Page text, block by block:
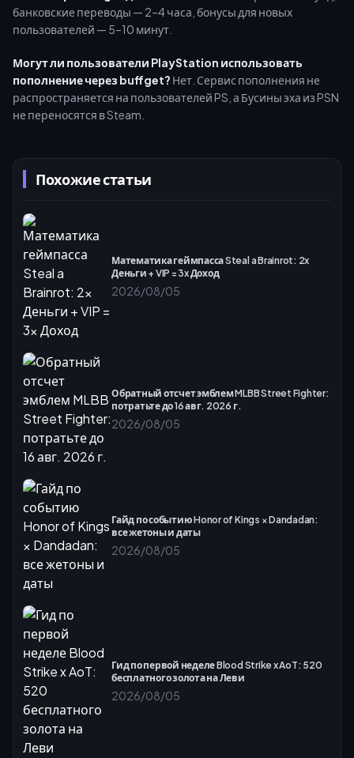
Похожие статьи
Математика геймпасса Steal a Brainrot: 2x
Деньги + VIP = 3x Доход
2026/08/05
Обратный отсчет эмблем MLBB Street Fighter:
потратьте до 16 авг. 2026 г.
2026/08/05
Гайд по событию Honor of Kings × Dandadan:
все жетоны и даты
2026/08/05
Гид по первой неделе Blood Strike x AoT: 520
бесплатного золота на Леви
2026/08/05
банковские переводы — 2–4 часа, бонусы для новых
пользователей — 5–10 минут.
Могут ли пользователи PlayStation использовать
пополнение через buffget? Нет. Сервис пополнения не
распространяется на пользователей PS, а Бусины эха из PSN
не переносятся в Steam.